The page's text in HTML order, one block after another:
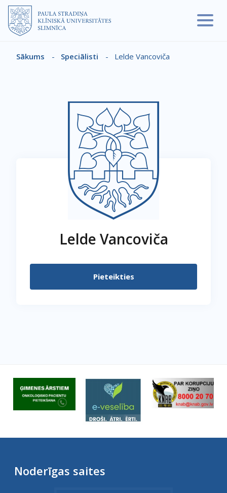
Pārlekt uz galveno saturu
Atpakaļceļš
Sākums - Speciālisti - Lelde Vancoviča
Lelde Vancoviča
Pieteikties
Noderīgas saites